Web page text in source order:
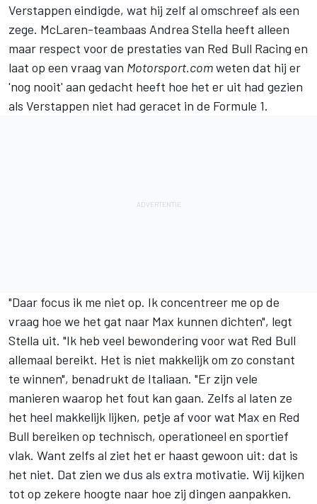
Verstappen eindigde, wat hij zelf al omschreef als een
zege. McLaren-teambaas Andrea Stella heeft alleen
maar respect voor de prestaties van Red Bull Racing en
laat op een vraag van Motorsport.comweten dat hij er
'nog nooit' aan gedacht heeft hoe het er uit had gezien
als Verstappen niet had geracet in de Formule 1.
"Daar focus ik me niet op. Ik concentreer me op de
vraag hoe we het gat naar Max kunnen dichten", legt
Stella uit. "Ik heb veel bewondering voor wat Red Bull
allemaal bereikt. Het is niet makkelijk om zo constant
te winnen", benadrukt de Italiaan. "Er zijn vele
manieren waarop het fout kan gaan. Zelfs al laten ze
het heel makkelijk lijken, petje af voor wat Max en Red
Bull bereiken op technisch, operationeel en sportief
vlak. Want zelfs al ziet het er haast gewoon uit: dat is
het niet. Dat zien we dus als extra motivatie. Wij kijken
tot op zekere hoogte naar hoe zij dingen aanpakken.